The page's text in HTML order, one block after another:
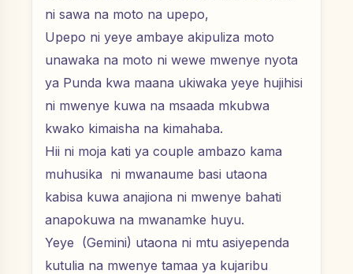
ni sawa na moto na upepo,
Upepo ni yeye ambaye akipuliza moto
unawaka na moto ni wewe mwenye nyota
ya Punda kwa maana ukiwaka yeye hujihisi
ni mwenye kuwa na msaada mkubwa
kwako kimaisha na kimahaba.
Hii ni moja kati ya couple ambazo kama
muhusika ni mwanaume basi utaona
kabisa kuwa anajiona ni mwenye bahati
anapokuwa na mwanamke huyu.
Yeye (Gemini) utaona ni mtu asiyependa
kutulia na mwenye tamaa ya kujaribu